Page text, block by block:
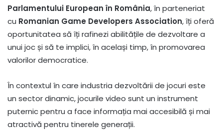
Parlamentului European în România, în parteneriat
cu Romanian Game Developers Association, îți oferă
oportunitatea să îți rafinezi abilitățile de dezvoltare a
unui joc și să te implici, în același timp, în promovarea
valorilor democratice.
În contextul în care industria dezvoltării de jocuri este
un sector dinamic, jocurile video sunt un instrument
puternic pentru a face informația mai accesibilă și mai
atractivă pentru tinerele generații.